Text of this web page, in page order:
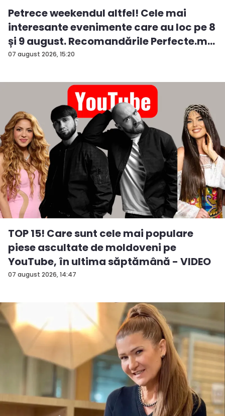
07 august 2026, 15:20
Petrece weekendul altfel! Cele mai
interesante evenimente care au loc pe 8
și 9 august. Recomandările Perfecte.m...
07 august 2026, 14:47
TOP 15! Care sunt cele mai populare
piese ascultate de moldoveni pe
YouTube, în ultima săptămână - VIDEO